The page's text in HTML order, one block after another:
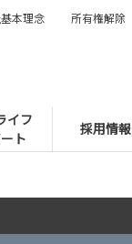
イフ
ト
採用情報
本理念 所有権解除